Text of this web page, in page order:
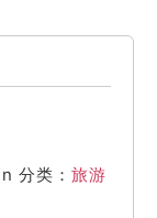
分类： 旅游